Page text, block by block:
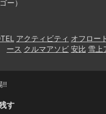
ー）
アクティビティ オフロー
ース クルマアソビ 安比 雪上
!!
す